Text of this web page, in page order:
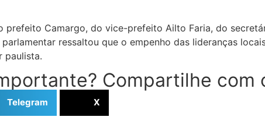
Camargo, do vice-prefeito Ailto Faria, do
ressaltou que o empenho das lideranças
paulista.
Compartilhe com
Telegram X